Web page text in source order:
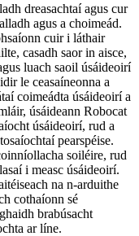
dreasachtaí agus cur
agus a choimeád.
cuir i láthair
casadh saor in aisce,
luach saoil úsáideoirí
le ceasaíneonna a
coimeádta úsáideoirí a
úsáideann Robocat
úsáideoirí, rud a
pearspéise.
soiléire, rud
i measc úsáideoirí.
na n-arduithe
cothaíonn sé
brabúsacht
ar líne.